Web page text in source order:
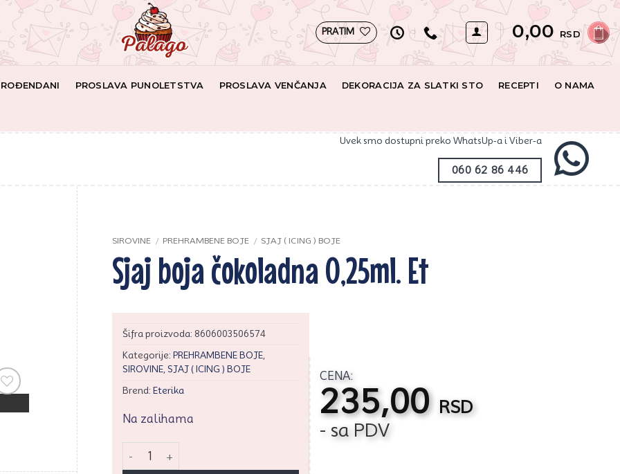
PRATIM 0,00 RSD
PROSLAVA PUNOLETSTVA PROSLAVA VENČANJA DEKORACIJA ZA SLATKI STO RECEPTI O NAMA
Uvek smo dostupni preko WhatsUp-a i Viber-a
060 62 86 446
SIROVINE / PREHRAMBENE BOJE / SJAJ ( ICING ) BOJE
Sjaj boja čokoladna 0,25ml. Et
Šifra proizvoda: 8606003506574
Kategorije: PREHRAMBENE BOJE,
SIROVINE, SJAJ ( ICING ) BOJE
Brend: Eterika
Na zalihama
Sjaj boja čokoladna 0,25ml. Et količina
CENA:
235,00 RSD
- sa PDV